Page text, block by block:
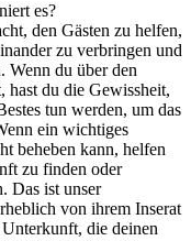
es?
den Gästen zu helfen,
zu verbringen und
Wenn du über den
hast du die Gewissheit,
tun werden, um das
ein wichtiges
beheben kann, helfen
zu finden oder
Das ist unser
von ihrem Inserat
die deinen